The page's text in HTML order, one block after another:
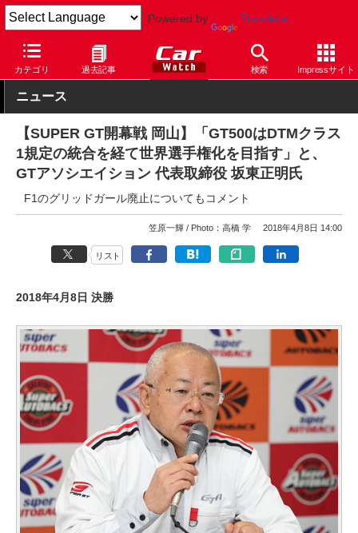
Powered by Translate
カテゴリ 過去記事 検索 Impressサイト
Car Watch モータースポーツ SUPER GT
ニュース
【SUPER GT開幕戦 岡山】「GT500はDTMクラス
1規定の統合を経て世界選手権化を目指す」と、
GTアソシエイション 代表取締役 坂東正明氏
F1のグリッドガール廃止についてもコメント
笠原一輝 Photo：高橋 学 2018年4月8日 14:00
リスト
2018年4月8日 決勝